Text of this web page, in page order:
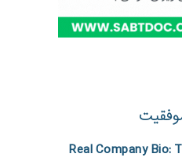
Real Company Bio: